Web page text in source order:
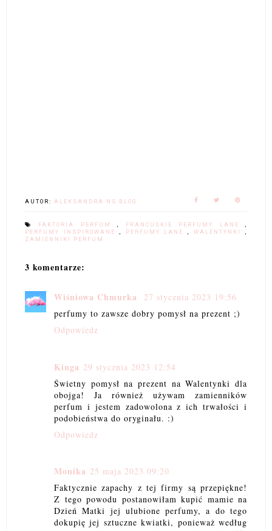
AUTOR: ALEKSANDRA NS BLOG
FAKTORIA PERFUM, FRANCUSKIE PERFUMY LANE,
PERFUMY INSPIROWANE , PERFUMY LANE,WALENTYNKI,
ZAMIENNIKI PERFUM
3 komentarze:
Wiśniowa Chmurka
27 stycznia 2023 19:56
perfumy to zawsze dobry pomysł na prezent ;)
Odpowiedz
Kinga 29 stycznia 2023 12:54
Świetny pomysł na prezent na Walentynki dla
obojga! Ja również używam zamienników
perfum i jestem zadowolona z ich trwałości i
podobieństwa do oryginału. :)
Odpowiedz
Monika 25 maja 2023 09:20
Faktycznie zapachy z tej firmy są przepiękne!
Z tego powodu postanowiłam kupić mamie na
Dzień Matki jej ulubione perfumy, a do tego
dokupię jej sztuczne kwiatki, ponieważ według